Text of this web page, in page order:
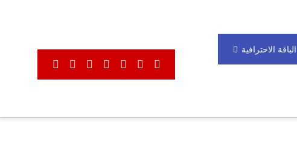
الباقة الاحترافية